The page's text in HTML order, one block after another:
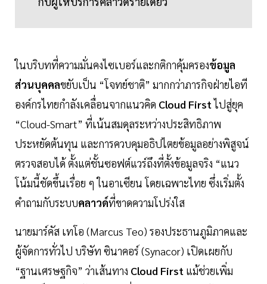
ในบริบทที่ความมั่นคงไซเบอร์และกติกาคุ้มครองข้อมูล
ส่วนบุคคลขยับเป็น “โจทย์ชาติ” มากกว่าภารกิจฝ่ายไอที
องค์กรไทยกำลังเคลื่อนจากแนวคิด Cloud Firstไปสู่ยุค
“Cloud-Smart” ที่เน้นสมดุลระหว่างประสิทธิภาพ
ประหยัดต้นทุน และการควบคุมอธิปไตยข้อมูลอย่างพิสูจน์
ตรวจสอบได้ ตั้งแต่ชั้นซอฟต์แวร์ถึงที่ตั้งข้อมูลจริง “แนว
โน้มนี้ชัดขึ้นเรื่อย ๆ ในอาเซียน โดยเฉพาะไทย ซึ่งเริ่มตั้ง
คำถามกับระบบคลาวด์ที่ขาดความโปร่งใส
นายมาร์คัส เทโอ (Marcus Teo) รองประธานภูมิภาคและ
ผู้จัดการทั่วไป บริษัท ซินาคอร์ (Synacor) เปิดเผยกับ
“ฐานเศรษฐกิจ” ว่าเส้นทาง Cloud First แม้ช่วยเพิ่ม